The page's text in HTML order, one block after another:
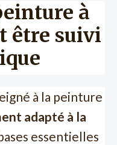
à
être suivi
à la peinture
adapté à la
essentielles